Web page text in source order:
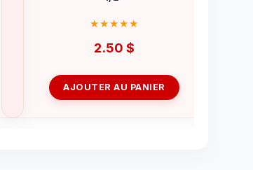
2.50 $
AJOUTER AU PANIER